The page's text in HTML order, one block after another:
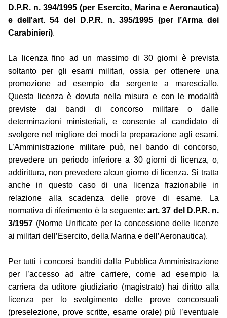
D.P.R. n. 394/1995 (per Esercito, Marina e Aeronautica)
e dell'art. 54 del D.P.R. n. 395/1995 (per l’Arma dei
Carabinieri).
La licenza fino ad un massimo di 30 giorni è prevista
soltanto per gli esami militari, ossia per ottenere una
promozione ad esempio da sergente a maresciallo.
Questa licenza è dovuta nella misura e con le modalità
previste dai bandi di concorso militare o dalle
determinazioni ministeriali, e consente al candidato di
svolgere nel migliore dei modi la preparazione agli esami.
L’Amministrazione militare può, nel bando di concorso,
prevedere un periodo inferiore a 30 giorni di licenza, o,
addirittura, non prevedere alcun giorno di licenza. Si tratta
anche in questo caso di una licenza frazionabile in
relazione alla scadenza delle prove di esame. La
normativa di riferimento è la seguente:art. 37 del D.P.R. n.
3/1957 (Norme Unificate per la concessione delle licenze
ai militari dell’Esercito, della Marina e dell’Aeronautica).
Per tutti i concorsi banditi dalla Pubblica Amministrazione
per l’accesso ad altre carriere, come ad esempio la
carriera da uditore giudiziario (magistrato) hai diritto alla
licenza per lo svolgimento delle prove concorsuali
(preselezione, prove scritte, esame orale) più l’eventuale